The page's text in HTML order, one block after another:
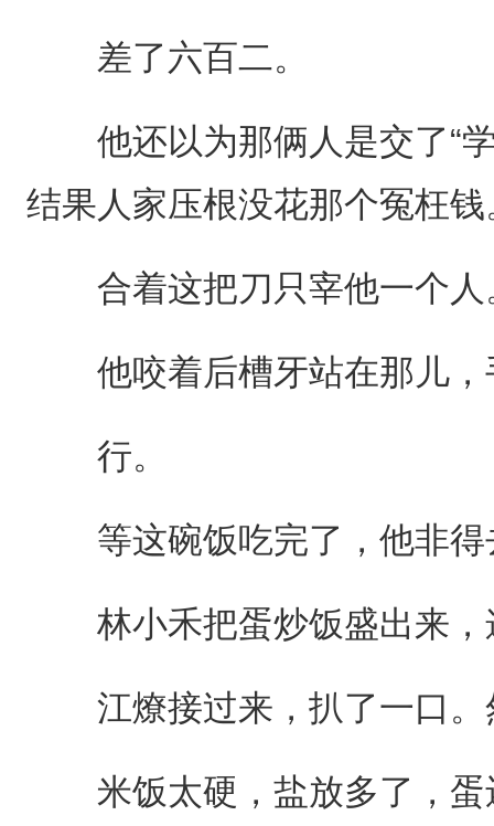
差了六百二。
他还以为那俩人是交了“学
结果人家压根没花那个冤枉钱
合着这把刀只宰他一个人
他咬着后槽牙站在那儿，
行。
等这碗饭吃完了，他非得
林小禾把蛋炒饭盛出来，
江燎接过来，扒了一口。
米饭太硬，盐放多了，蛋